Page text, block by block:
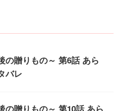
の贈りもの～ 第6話 あら
バレ
の贈りもの～ 第10話 あら